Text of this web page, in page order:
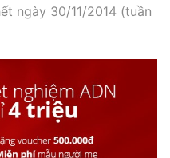
ngày 30/11/2014 (tuần